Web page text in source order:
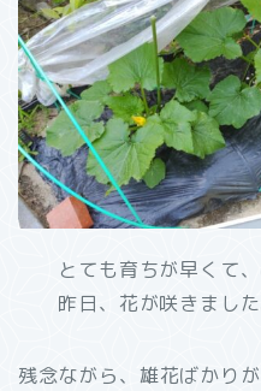
とても育ちが早くて
昨日、花が咲きました
残念ながら、雄花ばかり